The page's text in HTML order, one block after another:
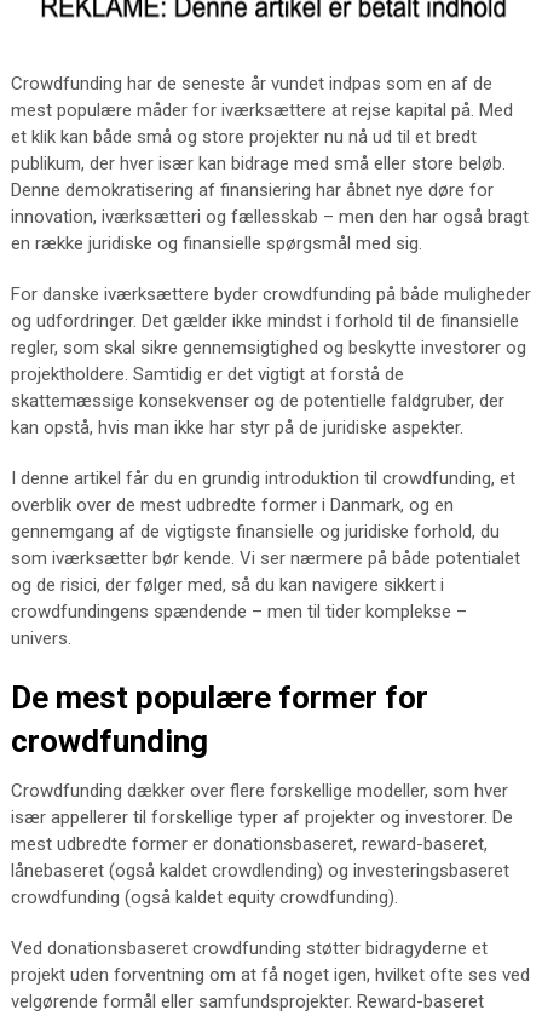
Crowdfunding har de seneste år vundet indpas som en af de
mest populære måder for iværksættere at rejse kapital på. Med
et klik kan både små og store projekter nu nå ud til et bredt
publikum, der hver især kan bidrage med små eller store beløb.
Denne demokratisering af finansiering har åbnet nye døre for
innovation, iværksætteri og fællesskab – men den har også bragt
en række juridiske og finansielle spørgsmål med sig.
For danske iværksættere byder crowdfunding på både muligheder
og udfordringer. Det gælder ikke mindst i forhold til de finansielle
regler, som skal sikre gennemsigtighed og beskytte investorer og
projektholdere. Samtidig er det vigtigt at forstå de
skattemæssige konsekvenser og de potentielle faldgruber, der
kan opstå, hvis man ikke har styr på de juridiske aspekter.
I denne artikel får du en grundig introduktion til crowdfunding, et
overblik over de mest udbredte former i Danmark, og en
gennemgang af de vigtigste finansielle og juridiske forhold, du
som iværksætter bør kende. Vi ser nærmere på både potentialet
og de risici, der følger med, så du kan navigere sikkert i
crowdfundingens spændende – men til tider komplekse –
univers.
De mest populære former for
crowdfunding
Crowdfunding dækker over flere forskellige modeller, som hver
især appellerer til forskellige typer af projekter og investorer. De
mest udbredte former er donationsbaseret, reward-baseret,
lånebaseret (også kaldet crowdlending) og investeringsbaseret
crowdfunding (også kaldet equity crowdfunding).
Ved donationsbaseret crowdfunding støtter bidragyderne et
projekt uden forventning om at få noget igen, hvilket ofte ses ved
velgørende formål eller samfundsprojekter. Reward-baseret